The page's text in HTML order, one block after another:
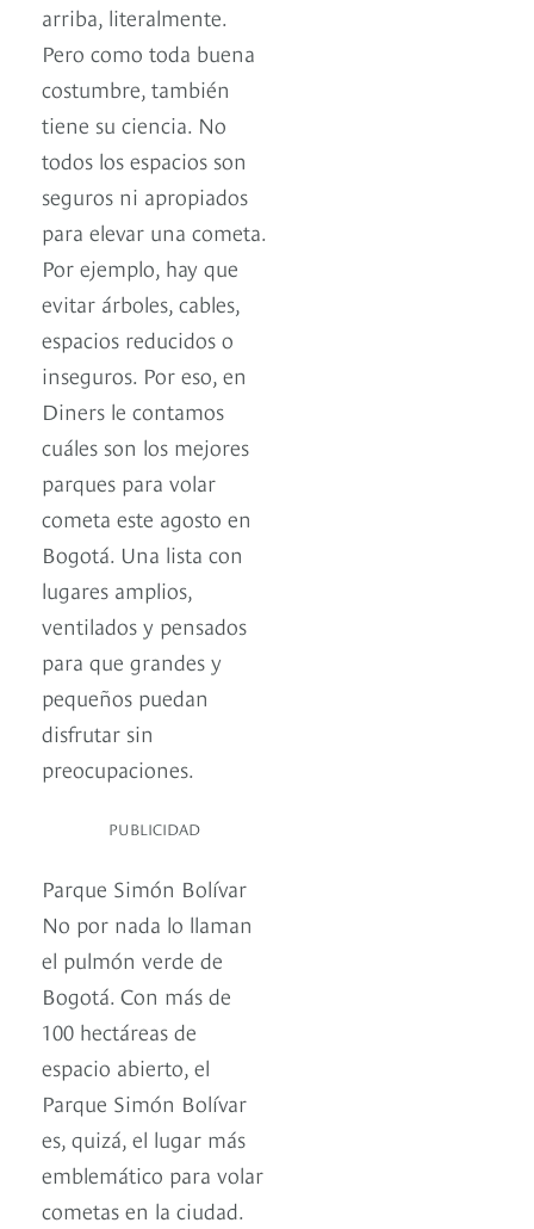
arriba, literalmente.
Pero como toda buena
costumbre, también
tiene su ciencia. No
todos los espacios son
seguros ni apropiados
para elevar una cometa.
Por ejemplo, hay que
evitar árboles, cables,
espacios reducidos o
inseguros. Por eso, en
Diners le contamos
cuáles son los mejores
parques para volar
cometa este agosto en
Bogotá. Una lista con
lugares amplios,
ventilados y pensados
para que grandes y
pequeños puedan
disfrutar sin
preocupaciones.
PUBLICIDAD
Parque Simón Bolívar
No por nada lo llaman
el pulmón verde de
Bogotá. Con más de
100 hectáreas de
espacio abierto, el
Parque Simón Bolívar
es, quizá, el lugar más
emblemático para volar
cometas en la ciudad.